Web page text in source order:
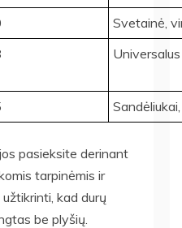
Svetainė,
Universalus
pasieksite derinant
tarpinėmis ir
kad durų
be plyšių.